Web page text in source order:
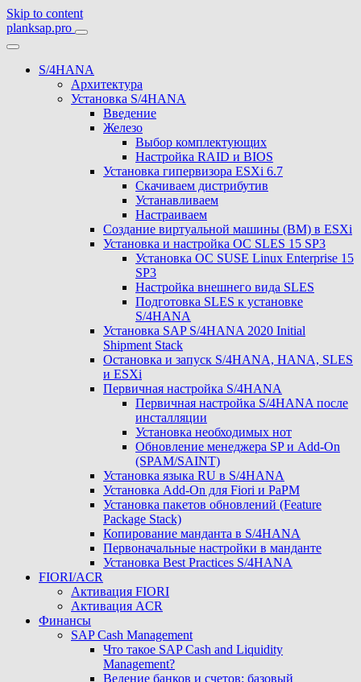
Skip to content
planksap.pro
S/4HANA
Архитектура
Установка S/4HANA
Введение
Железо
Выбор комплектующих
Настройка RAID и BIOS
Установка гипервизора ESXi 6.7
Скачиваем дистрибутив
Устанавливаем
Настраиваем
Создание виртуальной машины (ВМ) в ESXi
Установка и настройка ОС SLES 15 SP3
Установка ОС SUSE Linux Enterprise 15
SP3
Настройка внешнего вида SLES
Подготовка SLES к установке
S/4HANA
Установка SAP S/4HANA 2020 Initial
Shipment Stack
Остановка и запуск S/4HANA, HANA, SLES
и ESXi
Первичная настройка S/4HANA
Первичная настройка S/4HANA после
инсталляции
Установка необходимых нот
Обновление менеджера SP и Add-On
(SPAM/SAINT)
Установка языка RU в S/4HANA
Установка Add-On для Fiori и PaPM
Установка пакетов обновлений (Feature
Package Stack)
Копирование манданта в S/4HANA
Первоначальные настройки в манданте
Установка Best Practices S/4HANA
FIORI/ACR
Активация FIORI
Активация ACR
Финансы
SAP Cash Management
Что такое SAP Cash and Liquidity
Management?
Ведение банков и счетов: базовый